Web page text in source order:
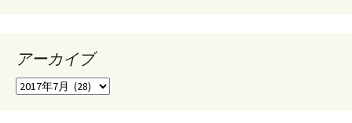
アーカイブ
ア